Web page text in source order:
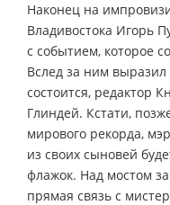
Наконец на
Владивостока Игорь
с событием, которое
Вслед за ним выразил
состоится, редактор
Глиндей. Кстати,
мирового рекорда,
из своих сыновей
флажок. Над мостом
прямая связь с